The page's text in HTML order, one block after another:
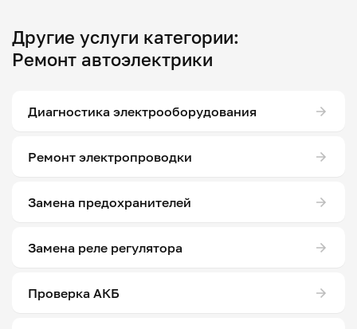
Другие услуги категории:
Ремонт автоэлектрики
Диагностика электрооборудования
Ремонт электропроводки
Замена предохранителей
Замена реле регулятора
Проверка АКБ